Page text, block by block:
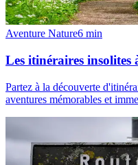
Aventure Nature6 min
Les itinéraires insolites
Partez à la découverte
aventures mémorables et